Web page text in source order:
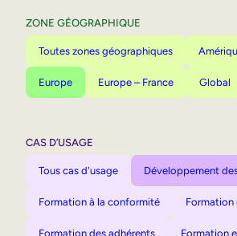
ZONE GÉOGRAPHIQUE
Toutes zones géographiques
Europe Europe – France Global
CAS D’USAGE
Tous cas d'usage Développement
Formation à la conformité Formation
Formation des adhérents Formation